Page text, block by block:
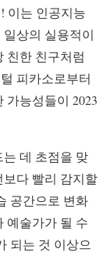
이는 인공지능
상의 실용적이
친한 친구처럼
피카소로부터
가능성들이 2023
데 초점을 맞
다 빨리 감지할
공간으로 변화
예술가가 될 수
되는 것 이상으